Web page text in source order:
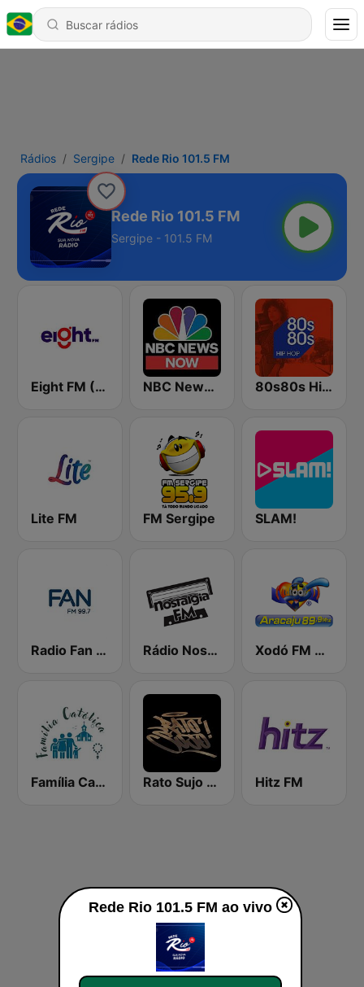
Rádios Sergipe Rede Rio 101.5 FM
Rede Rio 101.5 FM
Sergipe - 101.5 FM
Eight FM (One FM 881) NBC News Now 80s80s Hip Hop
Lite FM FM Sergipe SLAM!
Radio Fan 99.7 FM Rádio Nostalgia FM - As músicas que deixaram saudade - anos 70, 80 e 90 Xodó FM Aracaju
Família Católica Rato Sujo Old School Rap Hitz FM
Rede Rio 101.5 FM ao vivo